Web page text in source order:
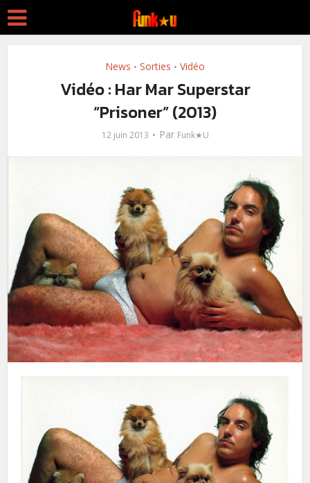
News • Sorties • Vidéo
Vidéo : Har Mar Superstar
“Prisoner” (2013)
12 juin 2013 Par Funk★U